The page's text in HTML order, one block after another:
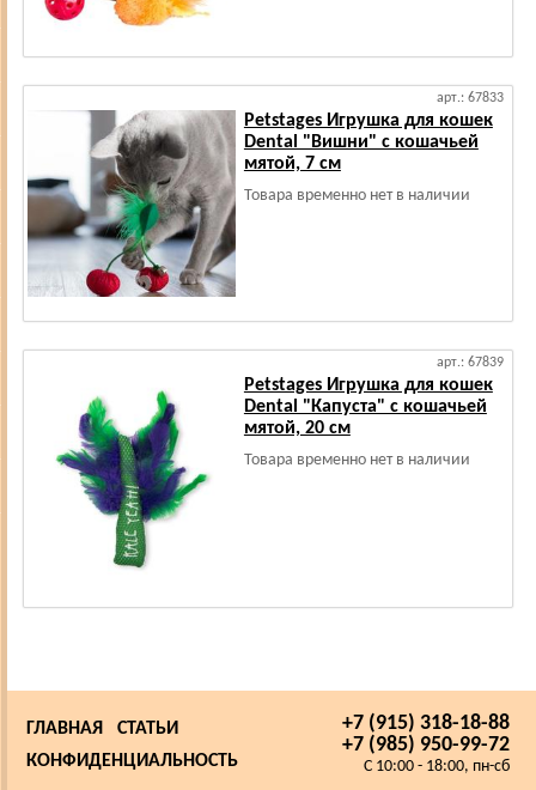
арт.: 67833
Petstages Игрушка для кошек
Dental "Вишни" с кошачьей
мятой, 7 см
Товара временно нет в наличии
арт.: 67839
Petstages Игрушка для кошек
Dental "Капуста" с кошачьей
мятой, 20 см
Товара временно нет в наличии
+7 (915) 318-18-88
+7 (985) 950-99-72
C 10:00 - 18:00, пн-сб
ГЛАВНАЯ
СТАТЬИ
КОНФИДЕНЦИАЛЬНОСТЬ